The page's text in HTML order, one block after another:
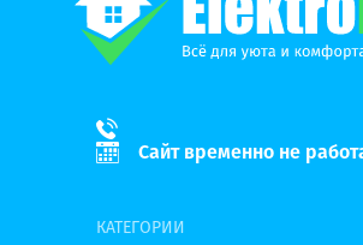
Сайт временно не
КАТЕГОРИИ